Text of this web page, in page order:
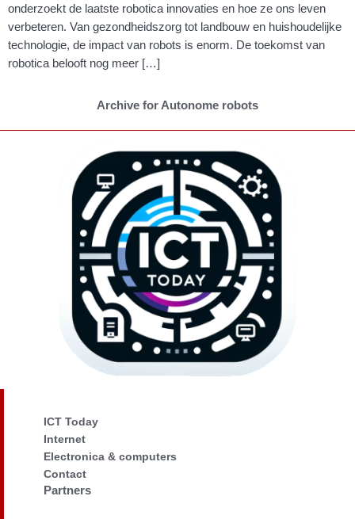
onderzoekt de laatste robotica innovaties en hoe ze ons leven
verbeteren. Van gezondheidszorg tot landbouw en huishoudelijke
technologie, de impact van robots is enorm. De toekomst van
robotica belooft nog meer […]
Archive for Autonome robots
ICT Today
Internet
Electronica & computers
Contact
Partners